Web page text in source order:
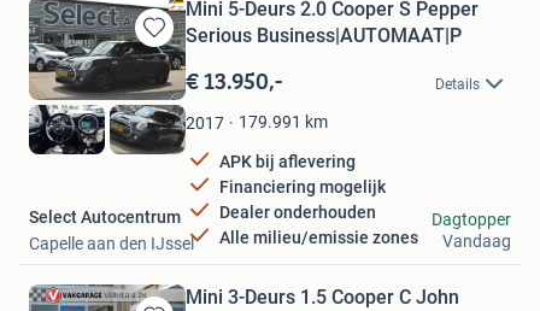
Bewaren
Mijn
Favorieten
Mini 5-Deurs 2.0 Cooper S Pepper
Serious Business|AUTOMAAT|P
€ 13.950,- Details
2017 179.991 km
APK bij aflevering
Financiering mogelijk
Dealer onderhouden
Alle milieu/emissie zones
Select Autocentrum
Capelle aan den IJssel
Dagtopper
Vandaag
Mini 3-Deurs 1.5 Cooper C John